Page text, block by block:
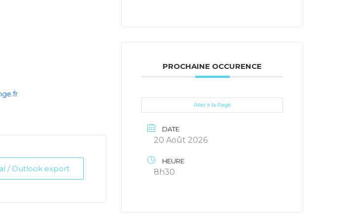
/ Outlook export
PROCHAINE OCCURENCE
Aller à la Page
DATE
20 Août 2026
HEURE
8h30